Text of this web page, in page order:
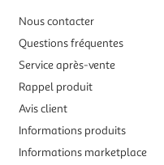
Nous contacter
Questions fréquentes
Service après-vente
Rappel produit
Avis client
Informations produits
Informations marketplace